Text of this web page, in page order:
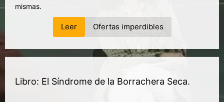
mismas.
Leer Ofertas imperdibles
Libro: El Síndrome de la Borrachera Seca.